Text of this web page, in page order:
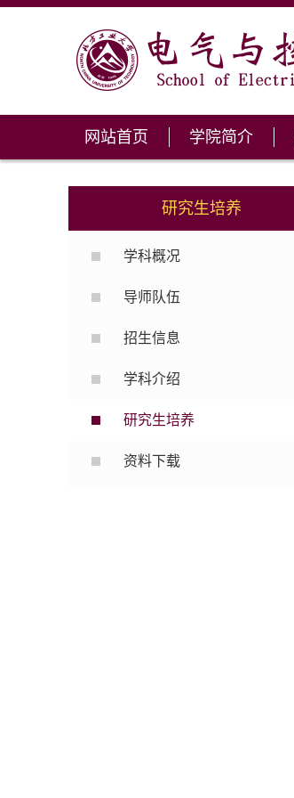
网站首页 学院简介
研究生培养
学科概况
导师队伍
招生信息
学科介绍
研究生培养
资料下载